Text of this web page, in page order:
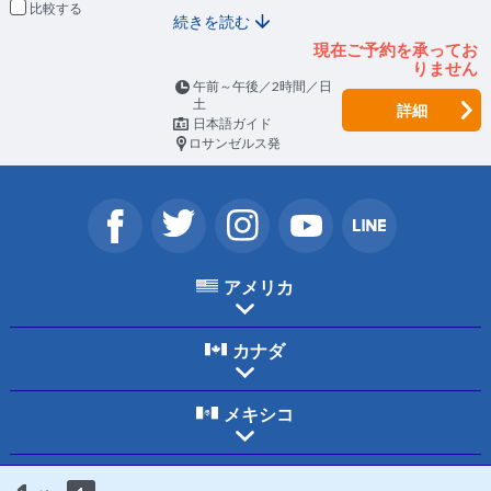
比較
続きを読む
現在ご予約を承ってお
りません
午前～午後／2時間／日
土
日本語ガイド
ロサンゼルス発
詳細
アメリカ
カナダ
メキシコ
ホーム ご利用規約